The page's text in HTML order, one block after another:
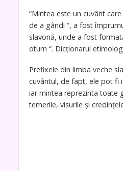
“Mintea este un cuvânt
de a gândi “, a fost
slavonă, unde a fost
otum “. Dicționarul
Prefixele din limba veche
cuvântul, de fapt, ele pot fi
iar mintea reprezinta toate
temerile, visurile și